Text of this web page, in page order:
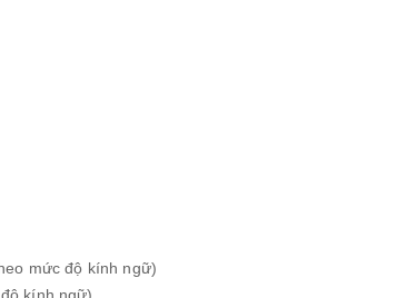
mức độ kính ngữ)
kính ngữ)